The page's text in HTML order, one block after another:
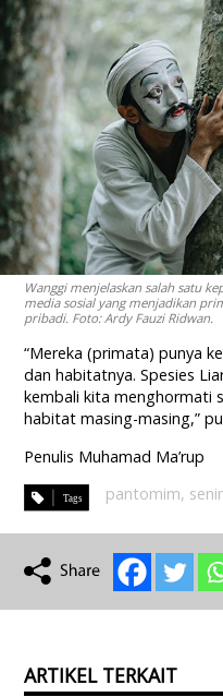
Wanggi menjelaskan salah satu
media sosial yang menjadikan
pribadi. Foto: Ardy Fauzi Ridwan.
“Mereka (primata) punya
dan habitatnya. Spesies
kembali kita menghormati
habitat masing-masing,”
Penulis Muhamad Ma’rup
pantomim,
ARTIKEL TERKAIT